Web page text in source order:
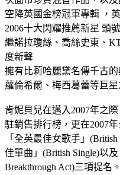
空降英國金榜冠軍專輯 ，
2006十大閃耀推薦新星 頭
繼諾拉瓊絲、喬絲史東、
度新聲
擁有比莉哈麗黛名傳千古
蘿倫希爾、梅西葛蕾等巨
肯妮貝兒在邁入2007年之
駐銷售排行榜，更在2007
「全英最佳女歌手」
佳單曲」(British Single)以
Breakthrough Act)三項提名